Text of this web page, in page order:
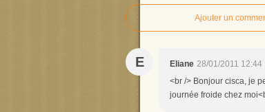
Ajouter un
E Eliane 28/01/2011 12:44
<br /> Bonjour cisca, je
journée froide chez